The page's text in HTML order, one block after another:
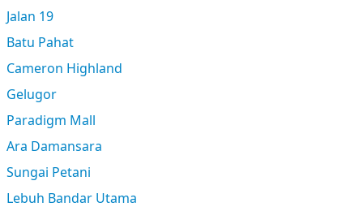
Jalan 19
Batu Pahat
Cameron Highland
Gelugor
Paradigm Mall
Ara Damansara
Sungai Petani
Lebuh Bandar Utama